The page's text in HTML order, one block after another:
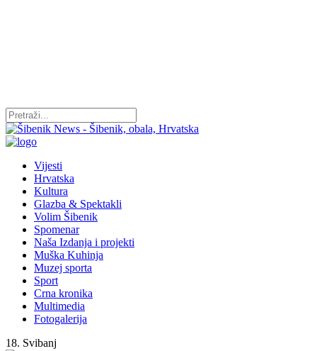
Vijesti
Hrvatska
Kultura
Glazba & Spektakli
Volim Šibenik
Spomenar
Naša Izdanja i projekti
Muška Kuhinja
Muzej sporta
Sport
Crna kronika
Multimedia
Fotogalerija
18. Svibanj